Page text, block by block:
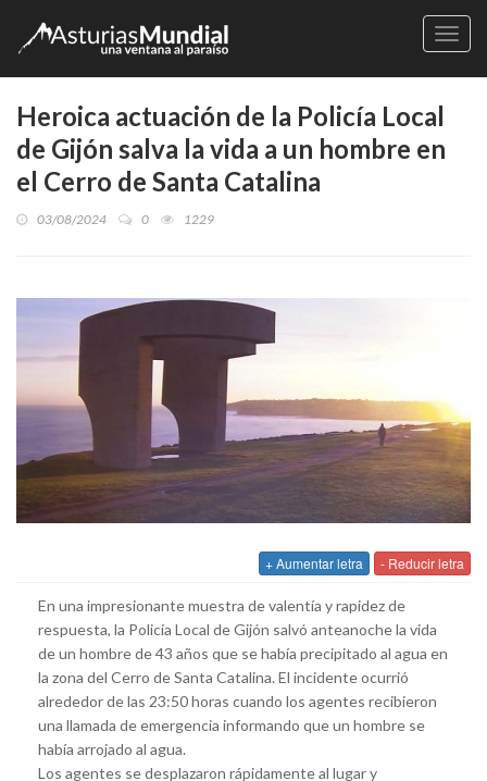
Heroica actuación de la Policía Local
de Gijón salva la vida a un hombre en
el Cerro de Santa Catalina
03/08/2024 0 1229
+ Aumentar letra - Reducir letra
En una impresionante muestra de valentía y rapidez de
respuesta, la Policía Local de Gijón salvó anteanoche la vida
de un hombre de 43 años que se había precipitado al agua en
la zona del Cerro de Santa Catalina. El incidente ocurrió
alrededor de las 23:50 horas cuando los agentes recibieron
una llamada de emergencia informando que un hombre se
había arrojado al agua.
Los agentes se desplazaron rápidamente al lugar y